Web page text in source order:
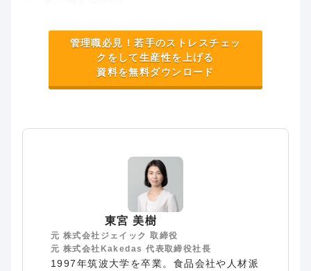
管理職必見！若手のストレスチェッ
クをして生産性を上げる
資料を無料ダウンロード
東宮 美樹
元 株式会社ジェイック 取締役
元 株式会社Kakedas 代表取締役社長
1997年筑波大学を卒業。食品会社や人材派